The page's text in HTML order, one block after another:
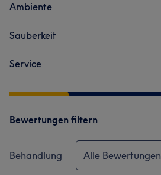
Ambiente
Sauberkeit
Service
Bewertungen filtern
Behandlung Alle Bewertungen